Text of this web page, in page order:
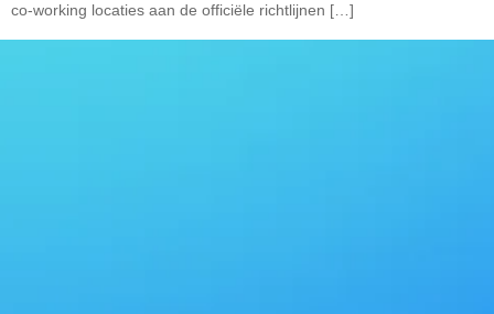
co-working locaties aan de officiële richtlijnen […]